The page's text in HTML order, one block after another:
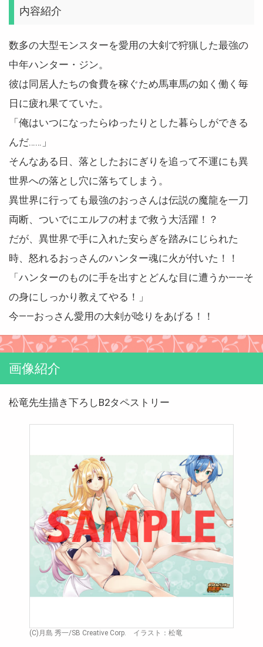
内容紹介
数多の大型モンスターを愛用の大剣で狩猟した最強の
中年ハンター・ジン。
彼は同居人たちの食費を稼ぐため馬車馬の如く働く毎
日に疲れ果てていた。
「俺はいつになったらゆったりとした暮らしができる
んだ……」
そんなある日、落としたおにぎりを追って不運にも異
世界への落とし穴に落ちてしまう。
異世界に行っても最強のおっさんは伝説の魔龍を一刀
両断、ついでにエルフの村まで救う大活躍！？
だが、異世界で手に入れた安らぎを踏みにじられた
時、怒れるおっさんのハンター魂に火が付いた！！
「ハンターのものに手を出すとどんな目に遭うか——そ
の身にしっかり教えてやる！」
今——おっさん愛用の大剣が唸りをあげる！！
画像紹介
松竜先生描き下ろしB2タペストリー
(C)月島 秀一/SB Creative Corp. イラスト：松竜